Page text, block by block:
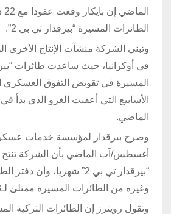
الطائرات المسيرة “بيرقدار تي بي 2”.
وتبني الشركة منشآت الإنتاج الأخرى
المسيرة في تقويض التفوق العسكري
الأسابيع التي أعقبت الغزو الذي بدأ
الماضي.
وصرح بيرقدار لمؤسسة خدمات
“بيرقدار تي بي 2” شهريا، وأن
وغيره من الطائرات المسيرة ممتلئ لـ3 أعوام مقبلة.
وتقول رويترز إن الطائرات التركية